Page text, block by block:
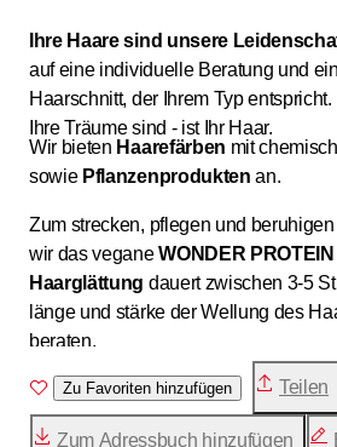
Ihre Haare sind unsere
auf eine individuelle Beratung und
Haarschnitt, der Ihrem Typ
Ihre Träume sind - ist Ihr Haar.
Wir bieten Haarefärben mit
sowie Pflanzenprodukten an.
Zum strecken, pflegen und
wir das veganeWONDER PROTEIN
Haarglättung dauert zwischen 3-5
länge und stärke der Wellung des
beraten.
Zu Favoriten hinzufügen Teilen
Zum Adressbuch hinzufügen